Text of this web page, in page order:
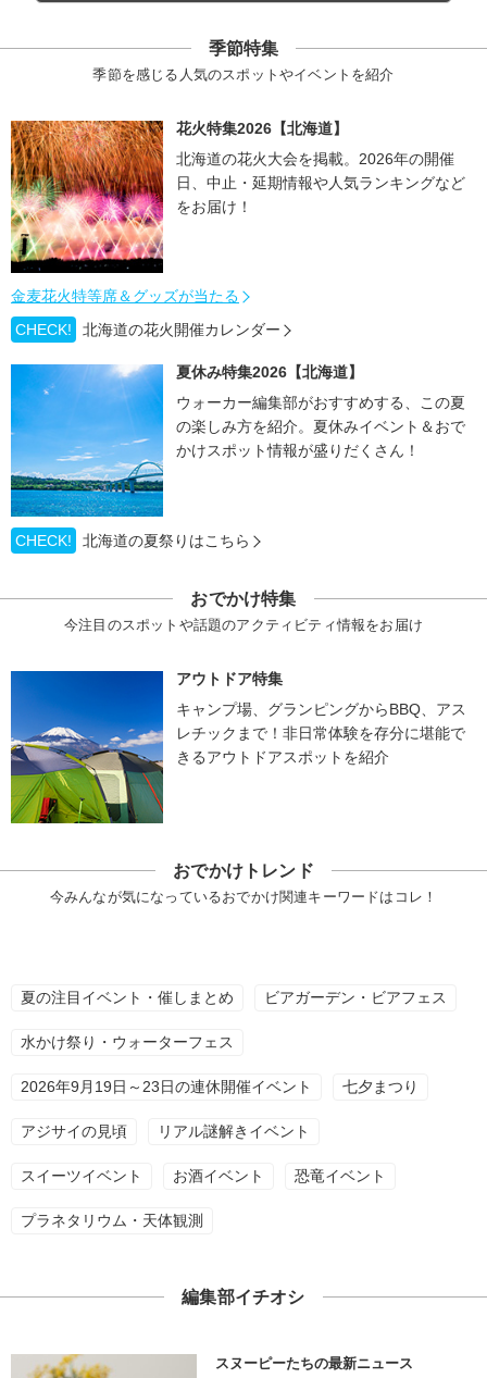
季節特集
季節を感じる人気のスポットやイベントを紹介
花火特集2026【北海道】
北海道の花火大会を掲載。2026年の開催
日、中止・延期情報や人気ランキングなど
をお届け！
金麦花火特等席＆グッズが当たる
CHECK!
北海道の花火開催カレンダー
夏休み特集2026【北海道】
ウォーカー編集部がおすすめする、この夏
の楽しみ方を紹介。夏休みイベント＆おで
かけスポット情報が盛りだくさん！
CHECK! 北海道の夏祭りはこちら
おでかけ特集
今注目のスポットや話題のアクティビティ情報をお届け
アウトドア特集
キャンプ場、グランピングからBBQ、アス
レチックまで！非日常体験を存分に堪能で
きるアウトドアスポットを紹介
おでかけトレンド
今みんなが気になっているおでかけ関連キーワードはコレ！
夏の注目イベント・催しまとめ ビアガーデン・ビアフェス
水かけ祭り・ウォーターフェス
2026年9月19日～23日の連休開催イベント 七夕まつり
アジサイの見頃 リアル謎解きイベント
スイーツイベント お酒イベント 恐竜イベント
プラネタリウム・天体観測
編集部イチオシ
スヌーピーたちの最新ニュース